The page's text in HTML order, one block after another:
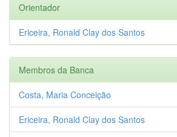
Orientador
Ericeira, Ronald Clay dos Santos
Membros da Banca
Costa, Maria Conceição
Ericeira, Ronald Clay dos Santos